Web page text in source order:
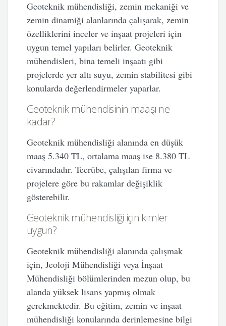
Geoteknik mühendisliği, zemin mekaniği ve
zemin dinamiği alanlarında çalışarak, zemin
özelliklerini inceler ve inşaat projeleri için
uygun temel yapıları belirler. Geoteknik
mühendisleri, bina temeli inşaatı gibi
projelerde yer altı suyu, zemin stabilitesi gibi
konularda değerlendirmeler yaparlar.
Geoteknik mühendisinin maaşı ne
kadar?
Geoteknik mühendisliği alanında en düşük
maaş 5.340 TL, ortalama maaş ise 8.380 TL
civarındadır. Tecrübe, çalışılan firma ve
projelere göre bu rakamlar değişiklik
gösterebilir.
Geoteknik mühendisliği için kimler
uygun?
Geoteknik mühendisliği alanında çalışmak
için, Jeoloji Mühendisliği veya İnşaat
Mühendisliği bölümlerinden mezun olup, bu
alanda yüksek lisans yapmış olmak
gerekmektedir. Bu eğitim, zemin ve inşaat
mühendisliği konularında derinlemesine bilgi